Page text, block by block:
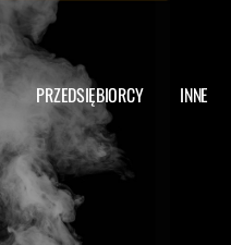
PRZEDSIĘBIORCY INNE